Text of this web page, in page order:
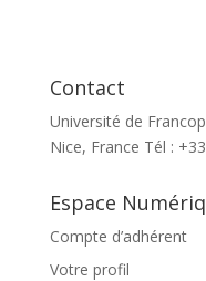
Contact
Université de
Nice, France Tél :
Espace
Compte d’adhérent
Votre profil